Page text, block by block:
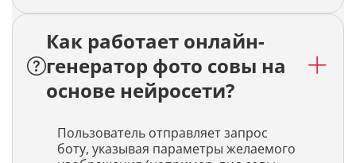
Как работает онлайн-
генератор фото совы на
основе нейросети?
Пользователь отправляет запрос
боту, указывая параметры желаемого